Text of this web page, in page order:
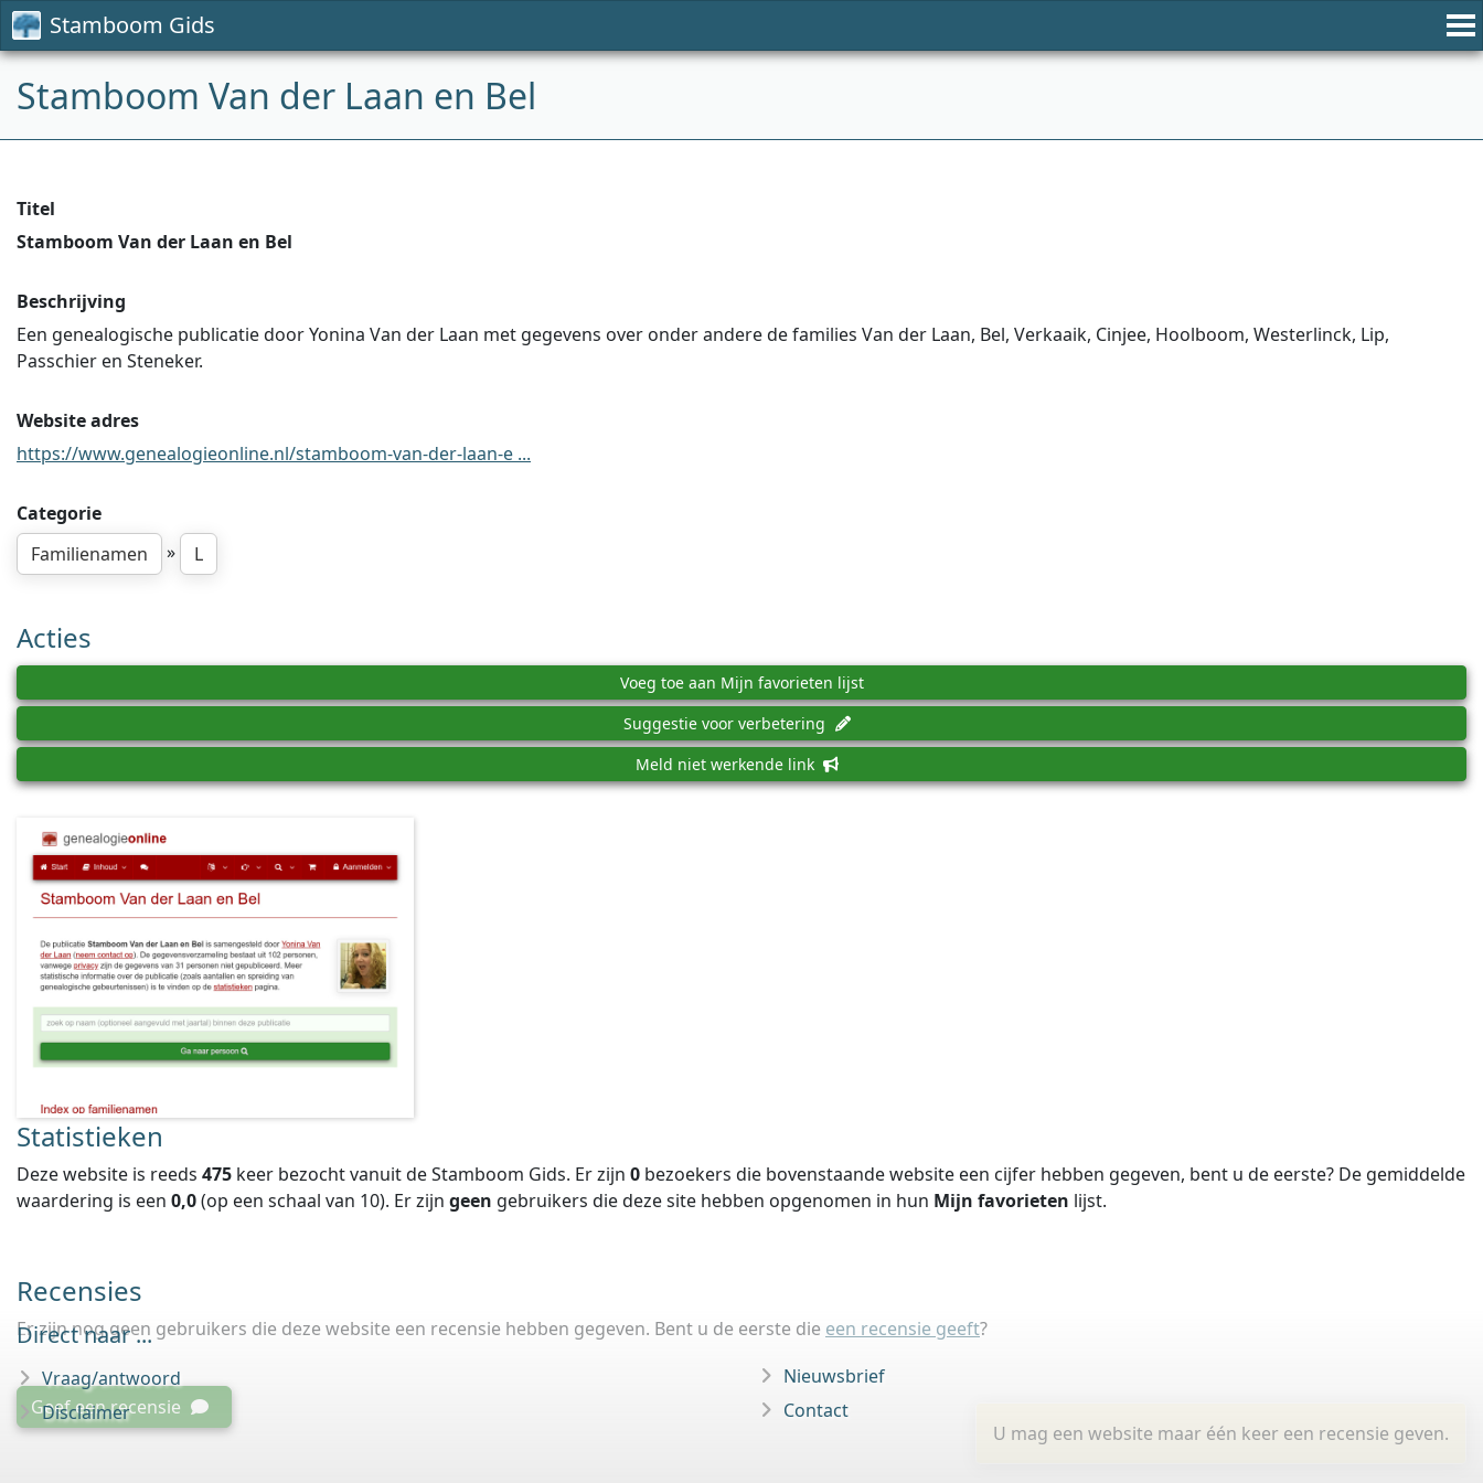
Stamboom Gids
Stamboom Van der Laan en Bel
Titel
Stamboom Van der Laan en Bel
Beschrijving
Een genealogische publicatie door Yonina Van der Laan met gegevens over onder andere de families Van der Laan, Bel, Verkaaik, Cinjee, Hoolboom, Westerlinck, Lip,
Passchier en Steneker.
Website adres
https://www.genealogieonline.nl/stamboom-van-der-laan-e ...
Categorie
Familienamen
» L
Acties
Voeg toe aan Mijn favorieten lijst
Suggestie voor verbetering
Meld niet werkende link
Statistieken
Deze website is reeds 475 keer bezocht vanuit de Stamboom Gids. Er zijn 0 bezoekers die bovenstaande website een cijfer hebben gegeven, bent u de eerste? De gemiddelde
waardering is een 0,0(op een schaal van 10). Er zijn geen gebruikers die deze site hebben opgenomen in hun Mijn favorieten lijst.
Recensies
Er zijn nog geen gebruikers die deze website een recensie hebben gegeven. Bent u de eerste die een recensie geeft?
U mag een website maar één keer een recensie geven.
Geef een recensie
Direct naar ...
Vraag/antwoord
Disclaimer
Nieuwsbrief
Contact